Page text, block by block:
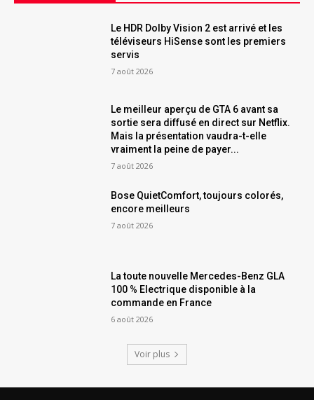
Le HDR Dolby Vision 2 est arrivé et les
téléviseurs HiSense sont les premiers
servis
7 août 2026
Le meilleur aperçu de GTA 6 avant sa
sortie sera diffusé en direct sur Netflix.
Mais la présentation vaudra-t-elle
vraiment la peine de payer...
7 août 2026
Bose QuietComfort, toujours colorés,
encore meilleurs
7 août 2026
La toute nouvelle Mercedes-Benz GLA
100 % Electrique disponible à la
commande en France
6 août 2026
Voir plus